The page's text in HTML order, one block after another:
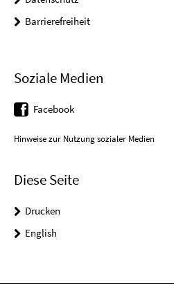
Barrierefreiheit
Soziale Medien
Facebook
Hinweise zur Nutzung sozialer Medien
Diese Seite
Drucken
English